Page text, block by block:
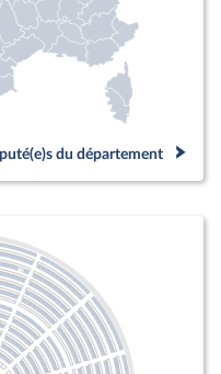
du département